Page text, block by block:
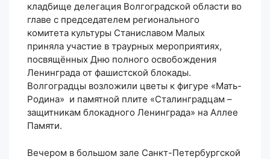
кладбище делегация Волгоградской области во
главе с председателем регионального
комитета культуры Станиславом Малых
приняла участие в траурных мероприятиях,
посвящённых Дню полного освобождения
Ленинграда от фашистской блокады.
Волгоградцы возложили цветы к фигуре «Мать-
Родина» и памятной плите «Сталинградцам –
защитникам блокадного Ленинграда» на Аллее
Памяти.
Вечером в большом зале Санкт-Петербургской